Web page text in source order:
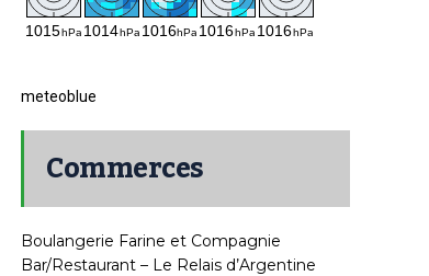
meteoblue
Commerces
Boulangerie Farine et Compagnie
Bar/Restaurant – Le Relais d’Argentine